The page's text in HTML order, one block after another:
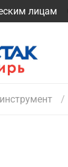
лицам